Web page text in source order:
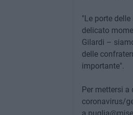
"Le porte
delicato
Gilardi –
delle
importante".
Per mettersi
coronavirus/